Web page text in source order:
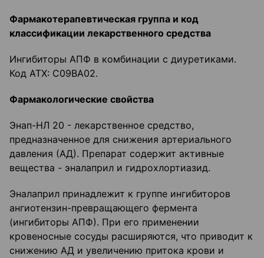
Фармакотерапевтическая группа и код
классификации лекарственного средства
Ингибиторы АПФ в комбинации с диуретиками.
Код ATX: С09ВА02.
Фармакологические свойства
Энап-НЛ 20 - лекарственное средство,
предназначенное для снижения артериального
давления (АД). Препарат содержит активные
вещества - эналаприл и гидрохлортиазид.
Эналаприл принадлежит к группе ингибиторов
ангиотензин-превращающего фермента
(ингибиторы АПФ). При его применении
кровеносные сосуды расширяются, что приводит к
снижению АД и увеличению притока крови и